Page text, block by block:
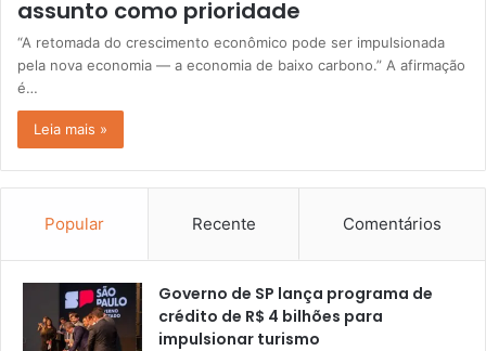
assunto como prioridade
“A retomada do crescimento econômico pode ser impulsionada
pela nova economia — a economia de baixo carbono.” A afirmação
é…
Leia mais »
Popular Recente Comentários
Governo de SP lança programa de
crédito de R$ 4 bilhões para
impulsionar turismo